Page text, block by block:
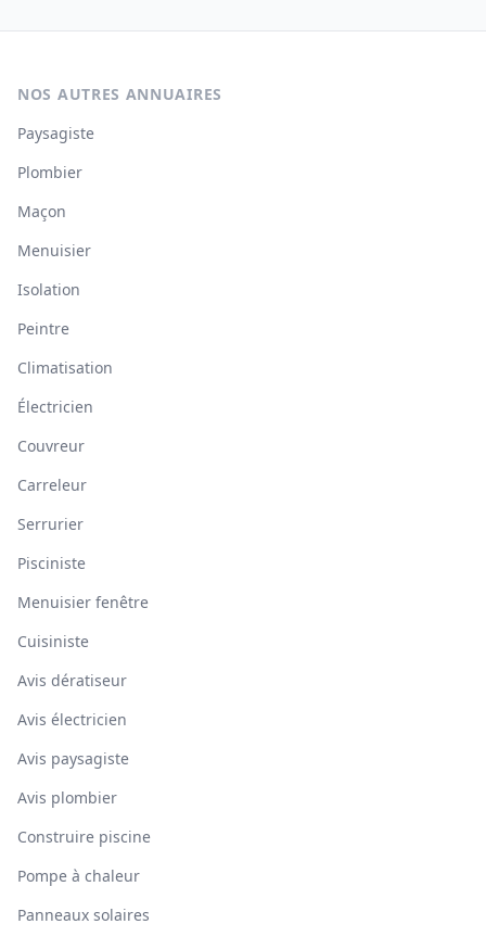
NOS AUTRES ANNUAIRES
Paysagiste
Plombier
Maçon
Menuisier
Isolation
Peintre
Climatisation
Électricien
Couvreur
Carreleur
Serrurier
Pisciniste
Menuisier fenêtre
Cuisiniste
Avis dératiseur
Avis électricien
Avis paysagiste
Avis plombier
Construire piscine
Pompe à chaleur
Panneaux solaires